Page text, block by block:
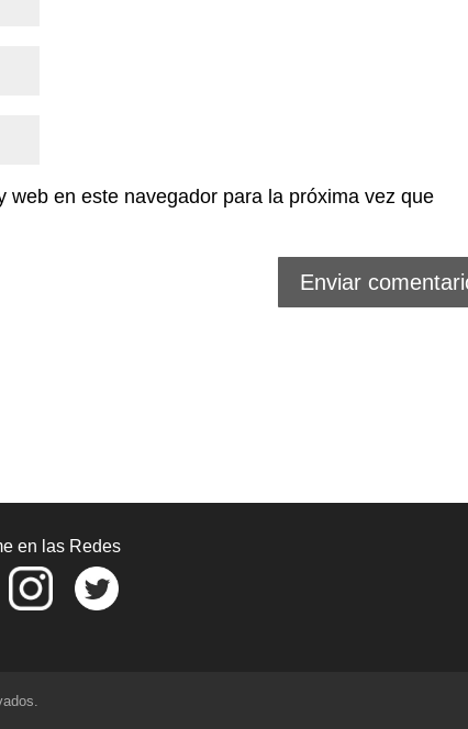
web en este navegador para la próxima vez que
en las Redes